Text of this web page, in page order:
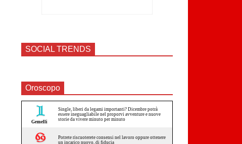
SOCIAL TRENDS
Oroscopo